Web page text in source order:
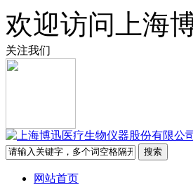
欢迎访问上海
关注我们
网站首页